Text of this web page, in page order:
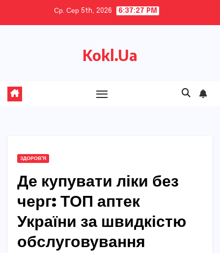
Ср. Сер 5th, 2026 6:37:28 PM
Kokl.Ua
ЗДОРОВ'Я
Де купувати ліки без
черг: ТОП аптек
України за швидкістю
обслуговування